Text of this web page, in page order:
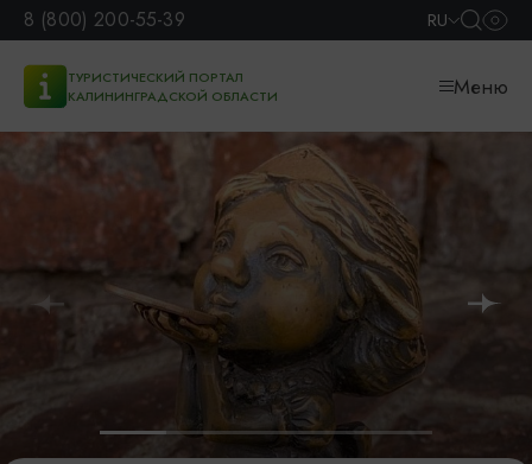
8 (800) 200-55-39 RU
ТУРИСТИЧЕСКИЙ ПОРТАЛ
КАЛИНИНГРАДСКОЙ ОБЛАСТИ
Меню